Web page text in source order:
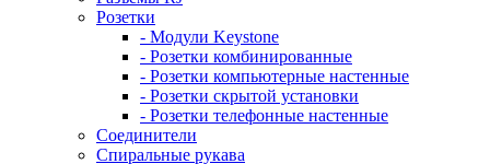
Розетки
- Модули Keystone
- Розетки комбинированные
- Розетки компьютерные настенные
- Розетки скрытой установки
- Розетки телефонные настенные
Соединители
Спиральные рукава